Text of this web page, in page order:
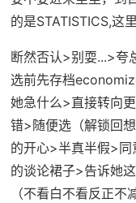
的是STATISTICS,这
断然否认>别耍...>夸
选前先存档
她急什么>直接转向
错>随便选（解锁回
的开心>半真半假>
的谈论裙子>告诉她
（不看白不看反正